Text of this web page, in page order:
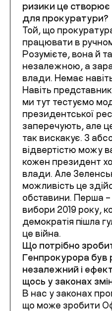
ризики це
для прокуратури?
Той, що
працювати в
Розумієте, вона й
незалежною, а
влади. Немає
Навіть
ми тут тестуємо
президентської
заперечують, але
так вискакує. З
відвертістю можу
кожен президент
влади. Але
можливість це
обставини. Перша –
вибори 2019 року,
демократія пішла
це війна.
Що потрібно
Генпрокурора був
незалежний і
щось у законах
В нас у законах
що може зробити